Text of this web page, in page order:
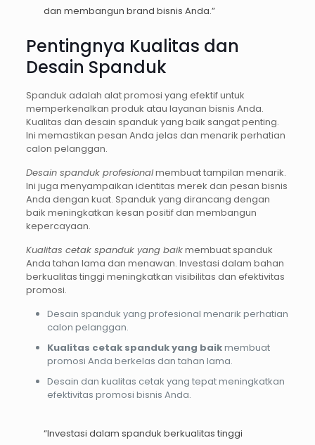
dan membangun brand bisnis Anda.”
Pentingnya Kualitas dan
Desain Spanduk
Spanduk adalah alat promosi yang efektif untuk
memperkenalkan produk atau layanan bisnis Anda.
Kualitas dan desain spanduk yang baik sangat penting.
Ini memastikan pesan Anda jelas dan menarik perhatian
calon pelanggan.
Desain spanduk profesionalmembuat tampilan menarik.
Ini juga menyampaikan identitas merek dan pesan bisnis
Anda dengan kuat. Spanduk yang dirancang dengan
baik meningkatkan kesan positif dan membangun
kepercayaan.
Kualitas cetak spanduk yang baikmembuat spanduk
Anda tahan lama dan menawan. Investasi dalam bahan
berkualitas tinggi meningkatkan visibilitas dan efektivitas
promosi.
Desain spanduk yang profesional menarik perhatian
calon pelanggan.
Kualitas cetak spanduk yang baikmembuat
promosi Anda berkelas dan tahan lama.
Desain dan kualitas cetak yang tepat meningkatkan
efektivitas promosi bisnis Anda.
“Investasi dalam spanduk berkualitas tinggi